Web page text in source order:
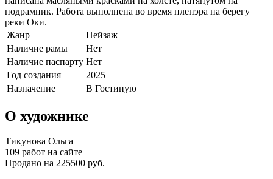
подрамник. Работа выполнена во время пленэра на берегу
реки Оки.
Жанр
Пейзаж
Наличие рамы
Нет
Наличие паспарту Нет
Год создания
2025
Назначение
В Гостиную
О художнике
Тикунова Ольга
109 работ на сайте
Продано на 225500 руб.